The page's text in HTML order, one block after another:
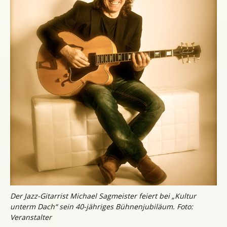
Der Jazz-Gitarrist Michael Sagmeister feiert bei „Kultur
unterm Dach“ sein 40-jähriges Bühnenjubiläum. Foto:
Veranstalter